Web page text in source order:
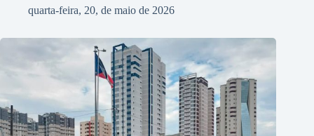
quarta-feira, 20, de maio de 2026